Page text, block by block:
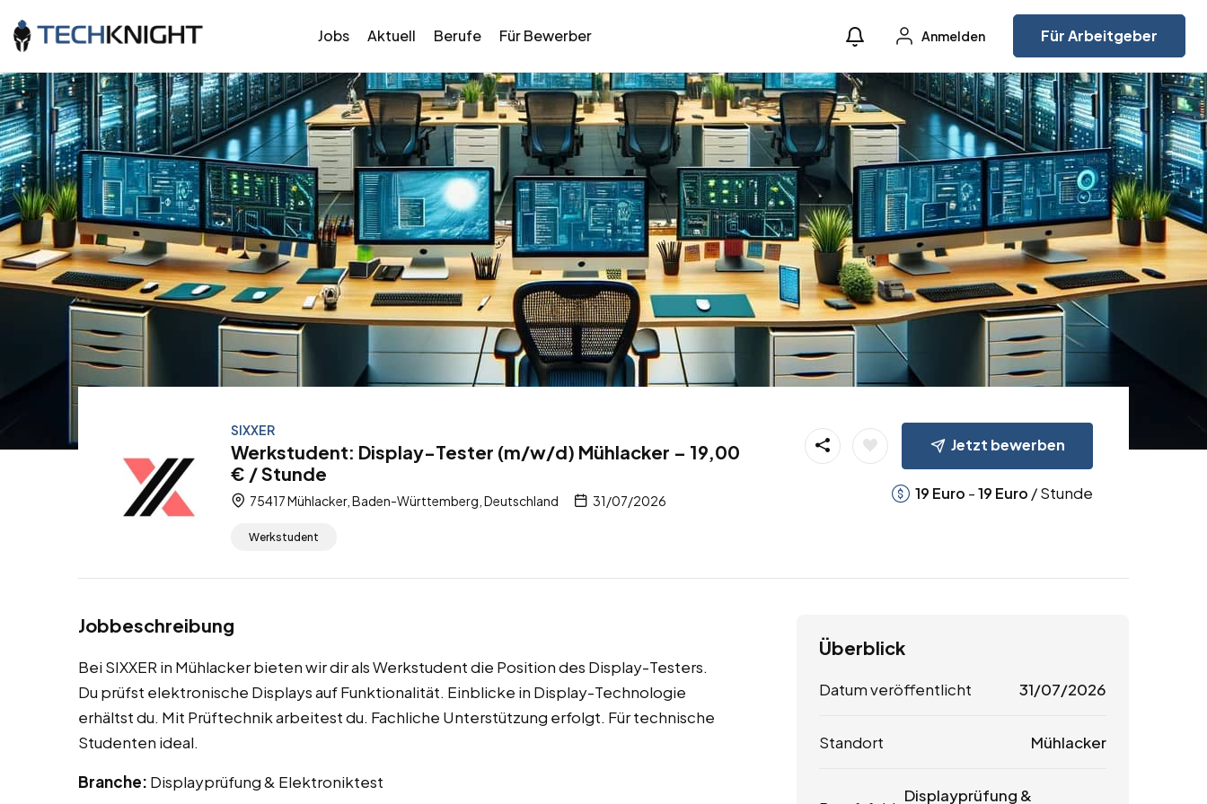
Jobs Aktuell Berufe Für Bewerber Anmelden Für Arbeitgeber
SIXXER
Werkstudent: Display-Tester (m/w/d) Mühlacker – 19,00
€ / Stunde
75417 Mühlacker, Baden-Württemberg, Deutschland 31/07/2026
Werkstudent
Jetzt bewerben
19 Euro -19 Euro / Stunde
Jobbeschreibung
Bei SIXXER in Mühlacker bieten wir dir als Werkstudent die Position des Display-Testers.
Du prüfst elektronische Displays auf Funktionalität. Einblicke in Display-Technologie
erhältst du. Mit Prüftechnik arbeitest du. Fachliche Unterstützung erfolgt. Für technische
Studenten ideal.
Branche: Displayprüfung & Elektroniktest
Überblick
Datum veröffentlicht 31/07/2026
Standort Mühlacker
Displayprüfung &